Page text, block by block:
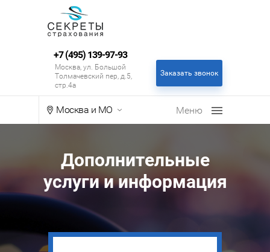
Москва и МО
+7 (495) 139-97-93
Москва, ул. Большой
Толмачевский пер, д.5,
стр.4а
Заказать звонок
Дополнительные
услуги и информация